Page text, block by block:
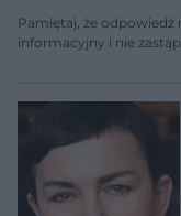
Pamiętaj, że odpowiedź
informacyjny i nie